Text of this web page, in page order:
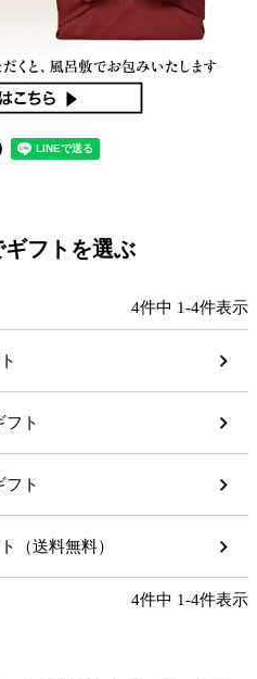
ギフトを選ぶ
4件中 1-4件表示
フト
フト
（送料無料）
4件中 1-4件表示